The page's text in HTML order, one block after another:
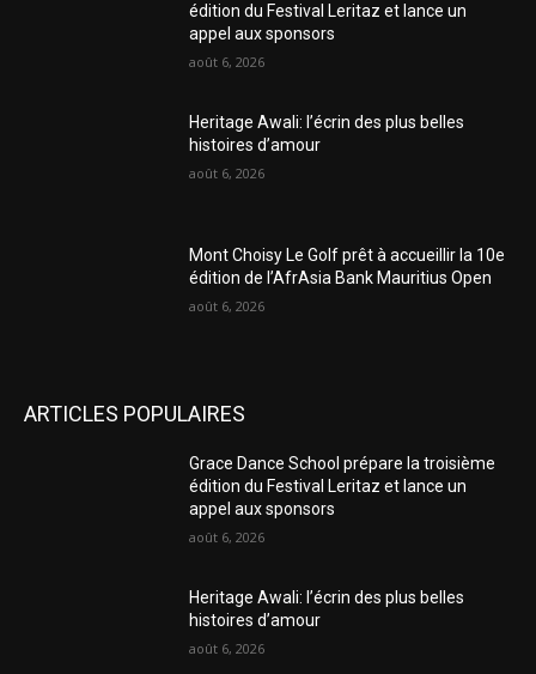
édition du Festival Leritaz et lance un
appel aux sponsors
août 6, 2026
Heritage Awali: l’écrin des plus belles
histoires d’amour
août 6, 2026
Mont Choisy Le Golf prêt à accueillir la 10e
édition de l’AfrAsia Bank Mauritius Open
août 6, 2026
ARTICLES POPULAIRES
Grace Dance School prépare la troisième
édition du Festival Leritaz et lance un
appel aux sponsors
août 6, 2026
Heritage Awali: l’écrin des plus belles
histoires d’amour
août 6, 2026